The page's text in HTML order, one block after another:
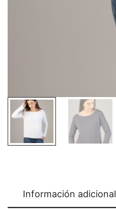
Información adicional